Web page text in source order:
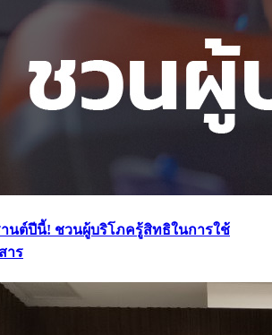
นต์ปีนี้! ชวนผู้บริโภครู้สิทธิในการใช้
าร